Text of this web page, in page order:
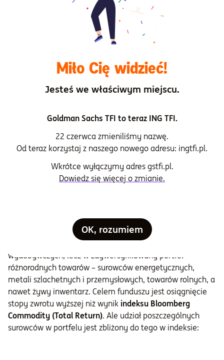
wieku, kiedy szalała inflacja, a surowce były
najmocniejszą klasą aktywów. Wydaje się, że historia i
tym razem może się powtórzyć.
Przeczytaj także:Czy surowce wciąż są atrakcyjne?
Jeśli inwestować w
surowce, to jak?
Trudno sobie wyobrazić fizyczne kupno „koszyka” różnych
surowców. Skomplikowane jest również inwestowanie w
surowce za pośrednictwem instrumentów pochodnych. Z
perspektywy większości inwestorów wydaje się, że
najwygodniejszym instrumentem do inwestowania w
NN (L) Indeks Surowców
Charakterystyczne dla niego jest to, że nie inwestuje
wyłącznie w metale szlachetne lub akcje spółek
wydobywczych, lecz w zdywersyfikowany portfel
różnorodnych towarów – surowców energetycznych,
metali szlachetnych i przemysłowych, towarów rolnych, a
nawet żywy inwentarz. Celem funduszu jest osiągnięcie
stopy zwrotu wyższej niż wynik indeksu Bloomberg
Commodity (Total Return). Ale udział poszczególnych
surowców w portfelu jest zbliżony do tego w indeksie:
Miło Cię widzieć!
Jesteś we właściwym miejscu.
Goldman Sachs TFI to teraz ING TFI.
22 czerwca zmieniliśmy nazwę.
Od teraz korzystaj z naszego nowego adresu: ingtfi.pl.
Wkrótce wyłączymy adres gstfi.pl.
Dowiedz się więcej o zmianie.
OK, rozumiem